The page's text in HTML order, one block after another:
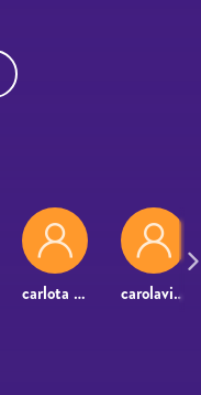
carlota cillero carolavilanov